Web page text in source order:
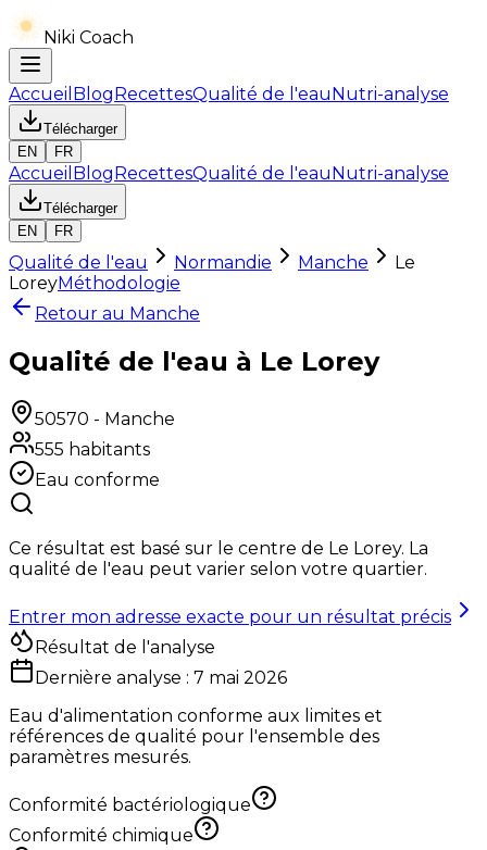
Niki Coach
Accueil BlogRecettesQualité de l'eauNutri-analyse
Télécharger
EN
FR
Accueil BlogRecettesQualité de l'eauNutri-analyse
Télécharger
EN
FR
Qualité de l'eau Normandie Manche
Le
LoreyMéthodologie
Retour au Manche
Qualité de l'eau à Le Lorey
50570 - Manche
555 habitants
Eau conforme
Ce résultat est basé sur le centre de Le Lorey. La
qualité de l'eau peut varier selon votre quartier.
Entrer mon adresse exacte pour un résultat précis
Résultat de l'analyse
Dernière analyse : 7 mai 2026
Eau d'alimentation conforme aux limites et
références de qualité pour l'ensemble des
paramètres mesurés.
Conformité bactériologique
Conformité chimique